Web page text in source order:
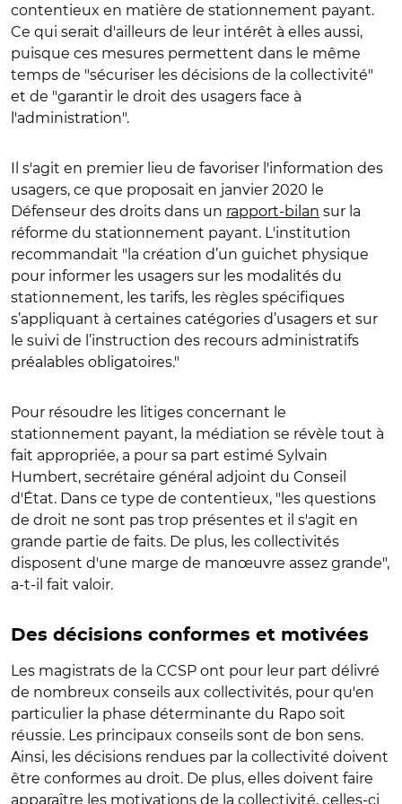
contentieux en matière de stationnement payant.
Ce qui serait d'ailleurs de leur intérêt à elles aussi,
puisque ces mesures permettent dans le même
temps de "sécuriser les décisions de la collectivité"
et de "garantir le droit des usagers face à
l'administration".
Il s'agit en premier lieu de favoriser l'information des
usagers, ce que proposait en janvier 2020 le
Défenseur des droits dans un rapport-bilan sur la
réforme du stationnement payant. L'institution
recommandait "la création d’un guichet physique
pour informer les usagers sur les modalités du
stationnement, les tarifs, les règles spécifiques
s’appliquant à certaines catégories d’usagers et sur
le suivi de l’instruction des recours administratifs
préalables obligatoires."
Pour résoudre les litiges concernant le
stationnement payant, la médiation se révèle tout à
fait appropriée, a pour sa part estimé Sylvain
Humbert, secrétaire général adjoint du Conseil
d'État. Dans ce type de contentieux, "les questions
de droit ne sont pas trop présentes et il s'agit en
grande partie de faits. De plus, les collectivités
disposent d'une marge de manœuvre assez grande",
a-t-il fait valoir.
Des décisions conformes et motivées
Les magistrats de la CCSP ont pour leur part délivré
de nombreux conseils aux collectivités, pour qu'en
particulier la phase déterminante du Rapo soit
réussie. Les principaux conseils sont de bon sens.
Ainsi, les décisions rendues par la collectivité doivent
être conformes au droit. De plus, elles doivent faire
apparaître les motivations de la collectivité, celles-ci